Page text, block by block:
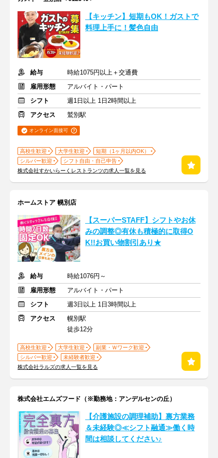
【キッチン】短期もOK！ガストで
料理上手に！髪色自由
給与
時給1075円以上＋交通費
雇用形態
アルバイト・パート
シフト
週1日以上 1日2時間以上
アクセス
鷲別駅
オンライン面接可
高校生歓迎 大学生歓迎
短期（1ヶ月以内OK）
シルバー歓迎
シフト自由・自己申告
株式会社すかいらーくレストランツの求人一覧を見る
ホームストア 幌別店
【スーパーSTAFF】シフトやお休
みの調整◎有休も積極的に取得O
K!!お買い物割引あり★
給与
時給1076円～
雇用形態
アルバイト・パート
シフト
週3日以上 1日3時間以上
アクセス
幌別駅
徒歩12分
高校生歓迎 大学生歓迎
副業・Ｗワーク歓迎
シルバー歓迎
未経験者歓迎
株式会社ラルズの求人一覧を見る
株式会社エムズフード（※勤務地：アンデルセンの丘）
【介護施設の調理補助】裏方業務
＆未経験◎≪シフト融通≫働く時
間は相談してください♪